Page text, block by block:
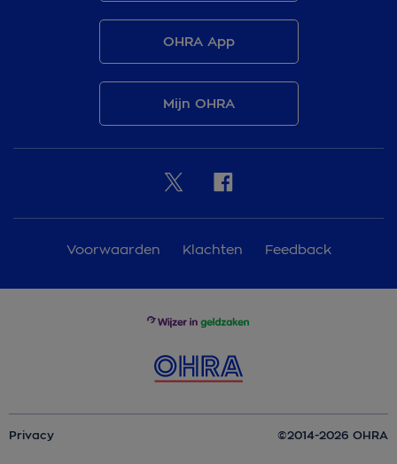
OHRA App
Mijn OHRA
Voorwaarden Klachten Feedback
Privacy ©2014-2026 OHRA